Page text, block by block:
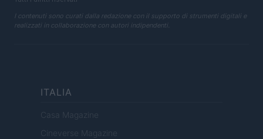
I contenuti sono curati dalla redazione con il supporto di strumenti digitali e
realizzati in collaborazione con autori indipendenti.
ITALIA
Casa Magazine
Cineverse Magazine